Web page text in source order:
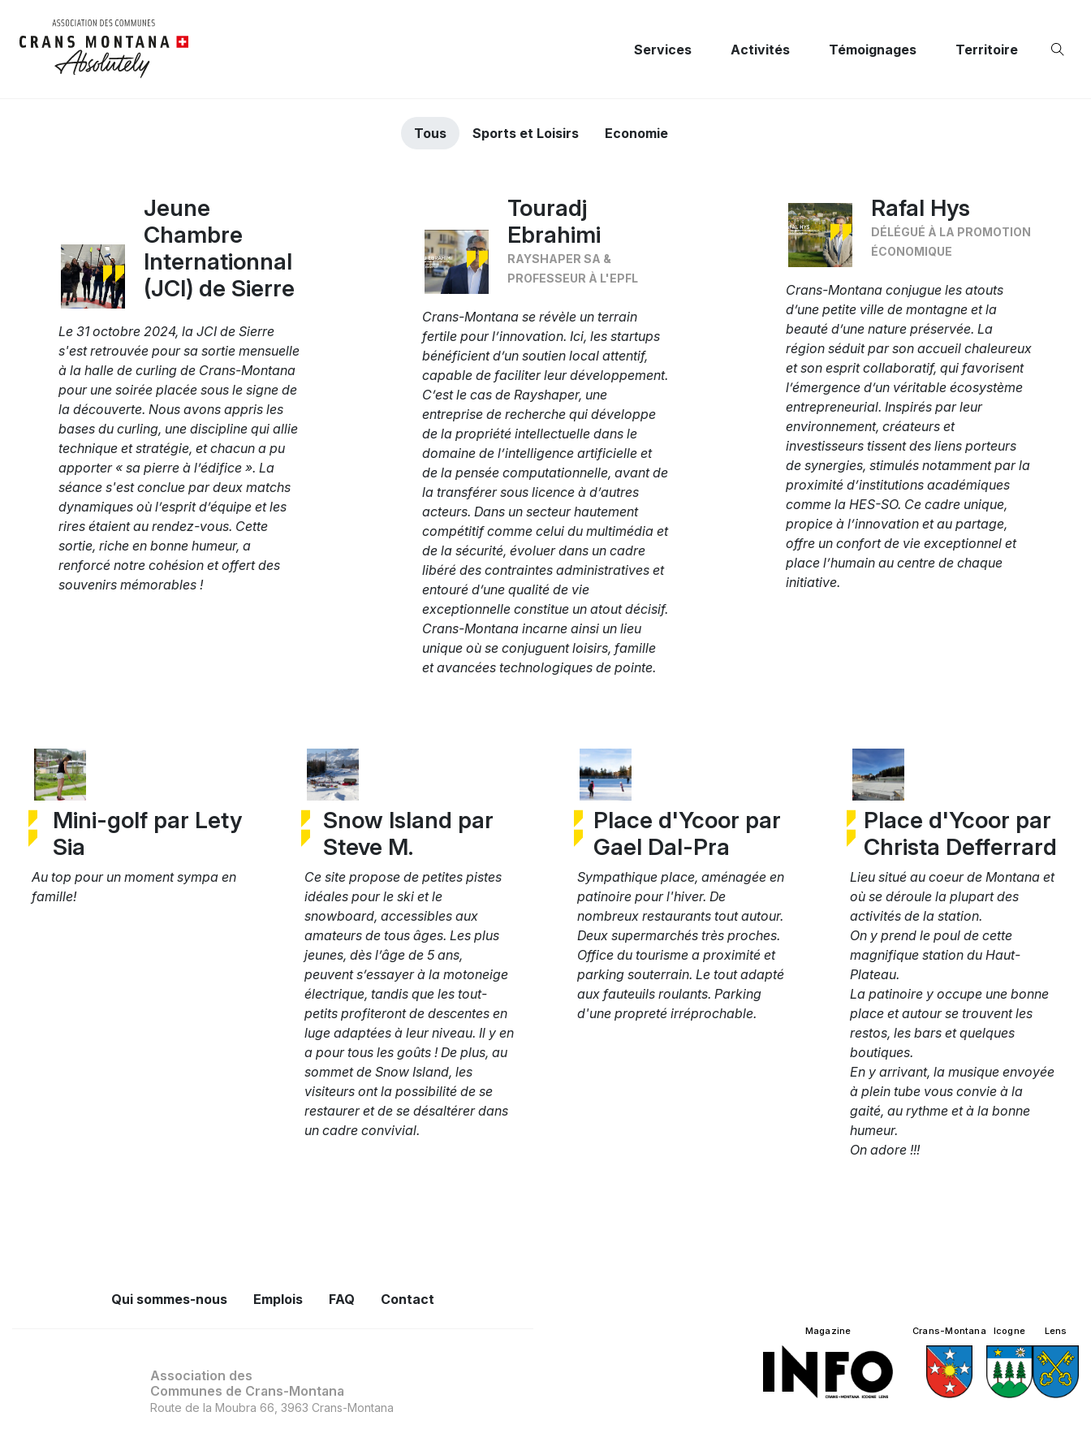
Services Activités Témoignages Territoire
Tous Sports et Loisirs Economie
Jeune
Chambre
Internationnal
(JCI) de Sierre
Le 31 octobre 2024, la JCI de Sierre
s'est retrouvée pour sa sortie mensuelle
à la halle de curling de Crans-Montana
pour une soirée placée sous le signe de
la découverte. Nous avons appris les
bases du curling, une discipline qui allie
technique et stratégie, et chacun a pu
apporter « sa pierre à l’édifice ». La
séance s'est conclue par deux matchs
dynamiques où l’esprit d’équipe et les
rires étaient au rendez-vous. Cette
sortie, riche en bonne humeur, a
renforcé notre cohésion et offert des
souvenirs mémorables !
Touradj
Ebrahimi
RAYSHAPER SA &
PROFESSEUR À L'EPFL
Crans-Montana se révèle un terrain
fertile pour l’innovation. Ici, les startups
bénéficient d’un soutien local attentif,
capable de faciliter leur développement.
C’est le cas de Rayshaper, une
entreprise de recherche qui développe
de la propriété intellectuelle dans le
domaine de l’intelligence artificielle et
de la pensée computationnelle, avant de
la transférer sous licence à d’autres
acteurs. Dans un secteur hautement
compétitif comme celui du multimédia et
de la sécurité, évoluer dans un cadre
libéré des contraintes administratives et
entouré d’une qualité de vie
exceptionnelle constitue un atout décisif.
Crans-Montana incarne ainsi un lieu
unique où se conjuguent loisirs, famille
et avancées technologiques de pointe.
Rafal Hys
DÉLÉGUÉ À LA PROMOTION
ÉCONOMIQUE
Crans-Montana conjugue les atouts
d’une petite ville de montagne et la
beauté d’une nature préservée. La
région séduit par son accueil chaleureux
et son esprit collaboratif, qui favorisent
l’émergence d’un véritable écosystème
entrepreneurial. Inspirés par leur
environnement, créateurs et
investisseurs tissent des liens porteurs
de synergies, stimulés notamment par la
proximité d’institutions académiques
comme la HES-SO. Ce cadre unique,
propice à l’innovation et au partage,
offre un confort de vie exceptionnel et
place l’humain au centre de chaque
initiative.
Mini-golf par Lety
Sia
Au top pour un moment sympa en
famille!
Snow Island par
Steve M.
Ce site propose de petites pistes
idéales pour le ski et le
snowboard, accessibles aux
amateurs de tous âges. Les plus
jeunes, dès l’âge de 5 ans,
peuvent s’essayer à la motoneige
électrique, tandis que les tout-
petits profiteront de descentes en
luge adaptées à leur niveau. Il y en
a pour tous les goûts ! De plus, au
sommet de Snow Island, les
visiteurs ont la possibilité de se
restaurer et de se désaltérer dans
un cadre convivial.
Place d'Ycoor par
Gael Dal-Pra
Sympathique place, aménagée en
patinoire pour l'hiver. De
nombreux restaurants tout autour.
Deux supermarchés très proches.
Office du tourisme a proximité et
parking souterrain. Le tout adapté
aux fauteuils roulants. Parking
d'une propreté irréprochable.
Place d'Ycoor par
Christa Defferrard
Lieu situé au coeur de Montana et
où se déroule la plupart des
activités de la station.
On y prend le poul de cette
magnifique station du Haut-
Plateau.
La patinoire y occupe une bonne
place et autour se trouvent les
restos, les bars et quelques
boutiques.
En y arrivant, la musique envoyée
à plein tube vous convie à la
gaité, au rythme et à la bonne
humeur.
On adore !!!
Qui sommes-nous Emplois FAQ Contact
Association des
Communes de Crans-Montana
Route de la Moubra 66, 3963 Crans-Montana
Magazine Crans-Montana Icogne Lens